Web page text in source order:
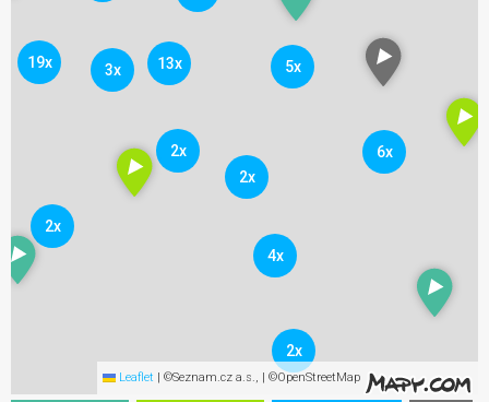
3x
2x
2x
4x
2x
2x
5x
19x 13x
6x
Leaflet | ©Seznam.cz a.s., | ©OpenStreetMap